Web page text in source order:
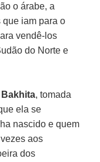
o árabe, a
que iam para o
vendê-los
do Norte e
, tomada
ela se
nascido e quem
aos
dos